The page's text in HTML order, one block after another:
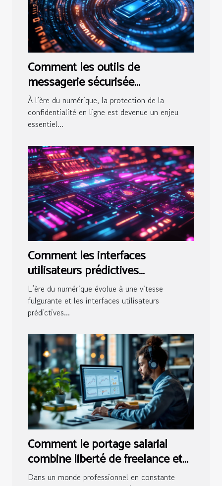
Comment les outils de
messagerie sécurisée
augmentent-ils votre
confidentialité en ligne ?
À l’ère du numérique, la protection de la
confidentialité en ligne est devenue un enjeu
essentiel...
Comment les interfaces
utilisateurs prédictives
transforment l'interaction digitale
?
L’ère du numérique évolue à une vitesse
fulgurante et les interfaces utilisateurs
prédictives...
Comment le portage salarial
combine liberté de freelance et
sécurité du CDI ?
Dans un monde professionnel en constante